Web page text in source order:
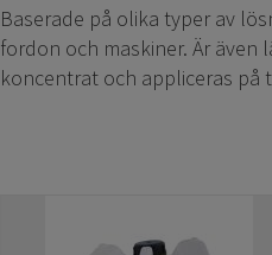
Baserade på olika typer av
fordon och maskiner. Är även
koncentrat och appliceras på